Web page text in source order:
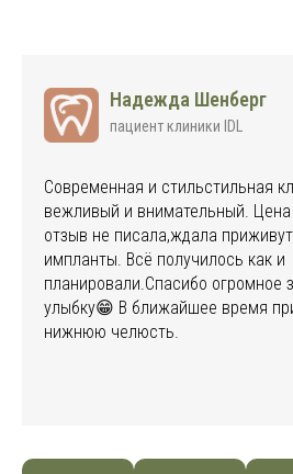
Надежда Шенберг
пациент клиники IDL
Современная и стильстильная
вежливый и внимательный. Цена
отзыв не писала,ждала
импланты. Всё получилось как и
планировали.Спасибо огромное
улыбку😁 В ближайшее время
нижнюю челюсть.